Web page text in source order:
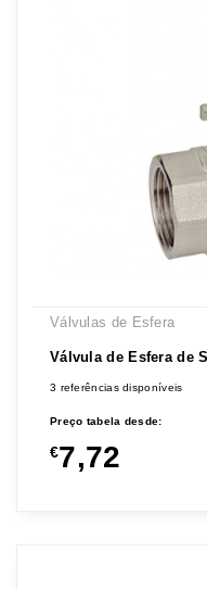
Válvulas de Esfera
Válvula de Esfera de
3 referências disponíveis
Preço tabela desde:
€7,72